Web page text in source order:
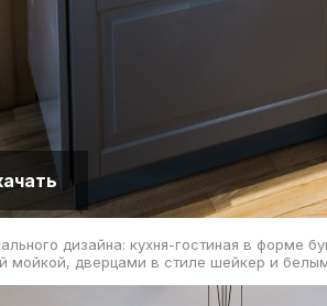
дизайна: кухня-гостиная в форме
мойкой, дверцами в стиле шейкер и